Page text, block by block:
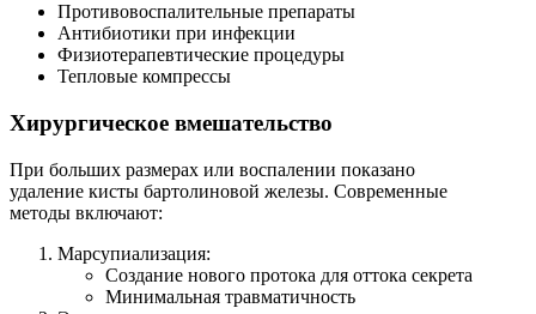
Противовоспалительные препараты
Антибиотики при инфекции
Физиотерапевтические процедуры
Тепловые компрессы
Хирургическое вмешательство
При больших размерах или воспалении показано
удаление кисты бартолиновой железы. Современные
методы включают:
Марсупиализация:
Создание нового протока для оттока секрета
Минимальная травматичность